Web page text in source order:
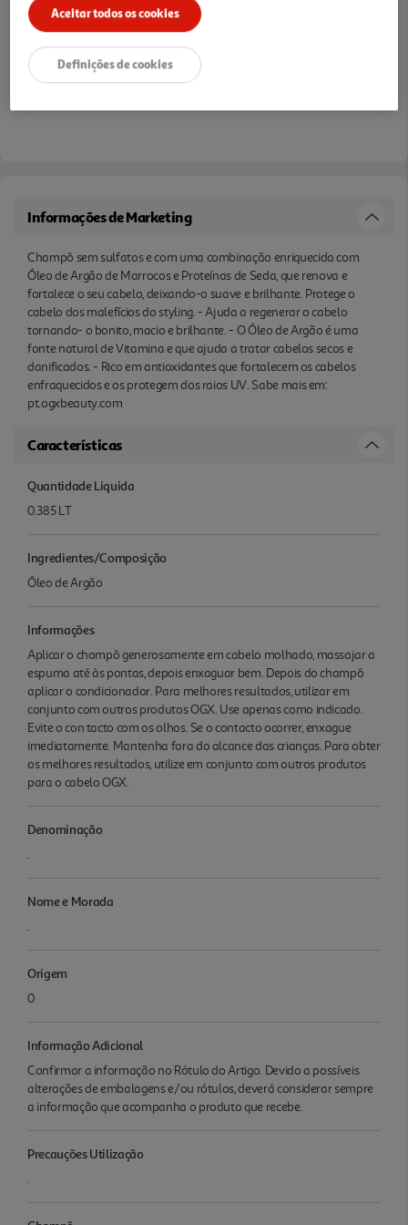
Notas de preparação
Informações de Marketing
Champô sem sulfatos e com uma combinação enriquecida com
Óleo de Argão de Marrocos e Proteínas de Seda, que renova e
fortalece o seu cabelo, deixando-o suave e brilhante. Protege o
cabelo dos malefícios do styling. - Ajuda a regenerar o cabelo
tornando- o bonito, macio e brilhante. - O Óleo de Argão é uma
fonte natural de Vitamina e que ajuda a tratar cabelos secos e
danificados. - Rico em antioxidantes que fortalecem os cabelos
enfraquecidos e os protegem dos raios UV. Sabe mais em:
pt.ogxbeauty.com
Características
Quantidade Liquida
0.385 LT
Ingredientes/Composição
Óleo de Argão
Informações
Aplicar o champô generosamente em cabelo molhado, massajar a
espuma até às pontas, depois enxaguar bem. Depois do champô
aplicar o condicionador. Para melhores resultados, utilizar em
conjunto com outros produtos OGX. Use apenas como indicado.
Evite o con tacto com os olhos. Se o contacto ocorrer, enxague
imediatamente. Mantenha fora do alcance das crianças. Para obter
os melhores resultados, utilize em conjunto com outros produtos
para o cabelo OGX.
Denominação
.
Nome e Morada
.
Origem
0
Informação Adicional
Confirmar a informação no Rótulo do Artigo. Devido a possíveis
alterações de embalagens e/ou rótulos, deverá considerar sempre
a informação que acompanha o produto que recebe.
Precauções Utilização
.
Aceitar todos os cookies
Definições de cookies